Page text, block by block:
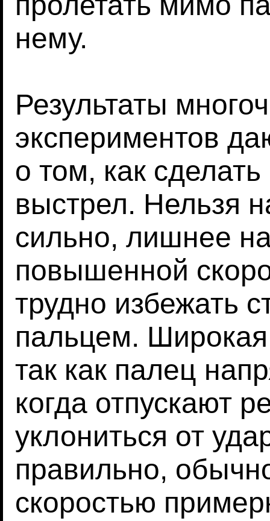
нему.
Результаты
экспериментов
о том, как
выстрел. Нельзя
сильно, лишнее
повышенной
трудно избежать
пальцем.
так как палец
когда отпускают
уклониться от
правильно,
скоростью